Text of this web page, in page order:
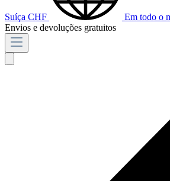
Suíça CHF Em todo o
Envios e devoluções gratuitos